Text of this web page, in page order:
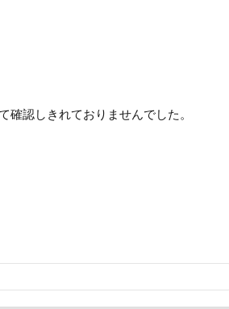
認しきれておりませんでした。